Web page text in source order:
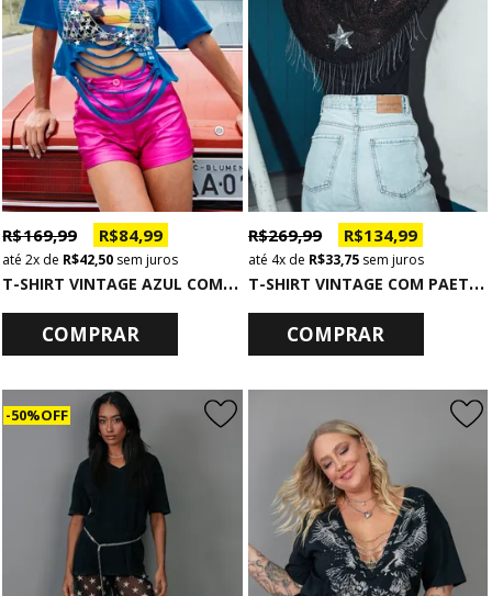
T
-SHIRT VINTAGE AZUL COM CORTES A LASER RULER
R$ 169,99 R$ 84,99
2x de R$ 42,50 sem juros
COMPRAR
T
-SHIRT VINTAGE COM PAETÊS E MALHA COM BORDADO E FRANJAS
R$ 269,99 R$ 134,99
4xde R$ 33,75sem juros
COMPRAR
50% OFF